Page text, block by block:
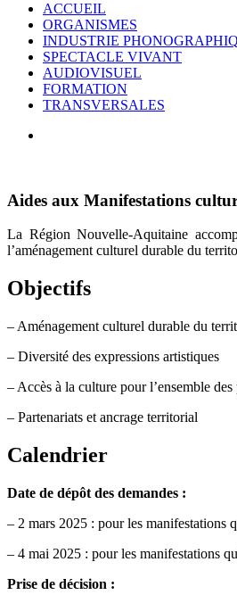
ACCUEIL
ORGANISMES
INDUSTRIE
SPECTACLE VIVANT
AUDIOVISUEL
FORMATION
TRANSVERSALES
Aides aux Manifestations
La Région Nouvelle-Aquitaine
l’aménagement culturel durable du
Objectifs
– Aménagement culturel durable du
– Diversité des expressions artistiques
– Accès à la culture pour l’ensemble
– Partenariats et ancrage territorial
Calendrier
Date de dépôt des demandes :
– 2 mars 2025 : pour les manifestations
– 4 mai 2025 : pour les manifestations
Prise de décision :